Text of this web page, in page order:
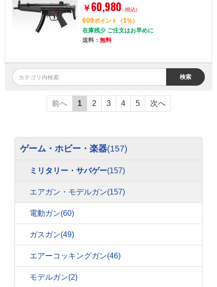
￥ 60,980 (税込)
609ポイント （1%）
在庫残少 ご注文はお早めに
送料： 無料
検索
前へ 1 2 3 4 5 次へ
ゲーム・ホビー・楽器(157)
ミリタリー・サバゲー(157)
エアガン・モデルガン(157)
電動ガン(60)
ガスガン(49)
エアーコッキングガン(46)
モデルガン(2)